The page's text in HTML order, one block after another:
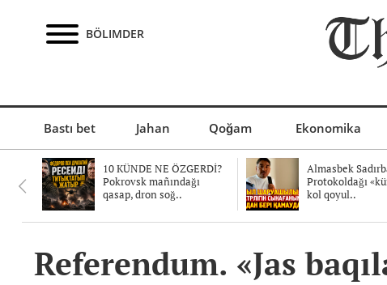
BÖLIMDER
Bastı bet Jahan Qoğam Ekonomika
10 KÜNDE NE ÖZGERDİ?
Pokrovsk mañındağı
qasap, dron soğ..
Almasbek
Protokoldağı
kol qoyul..
Referendum. «Jas